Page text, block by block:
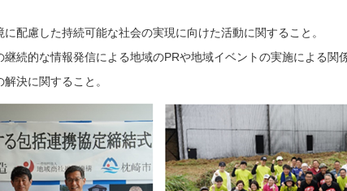
慮した持続可能な社会の実現に向けた活動に関すること。
的な情報発信による地域のPRや地域イベントの実施による関
決に関すること。